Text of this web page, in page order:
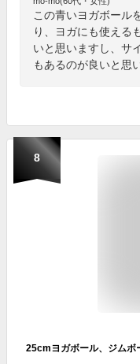
この青いヨガボール
り、ヨガにも使える
いと思いますし、サ
もあるのが良いと思
8